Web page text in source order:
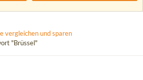
vergleichen und sparen
"Brüssel"